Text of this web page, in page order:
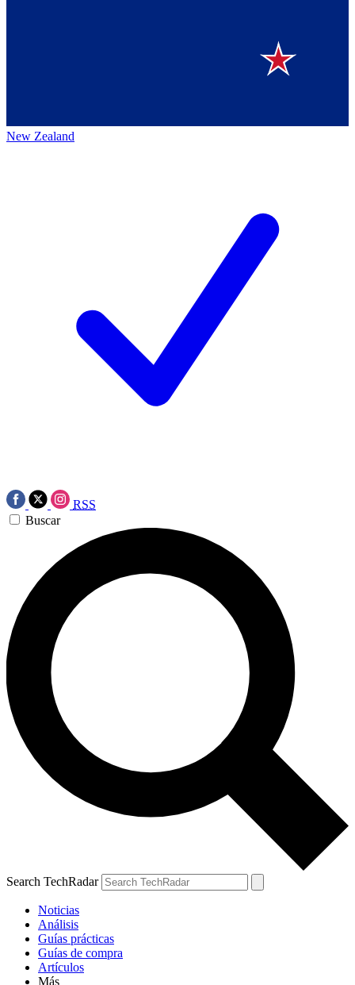
New Zealand
RSS
Buscar
Search TechRadar
Noticias
Análisis
Guías prácticas
Guías de compra
Artículos
Más